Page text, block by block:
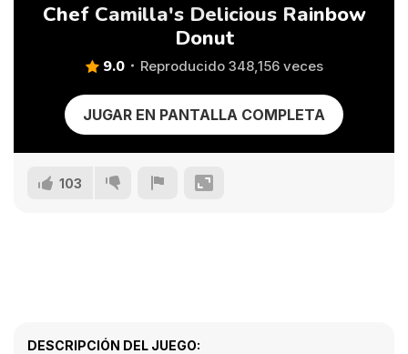
Chef Camilla's Delicious Rainbow
Donut
9.0 Reproducido 348,156 veces
JUGAR EN PANTALLA COMPLETA
103
DESCRIPCIÓN DEL JUEGO: